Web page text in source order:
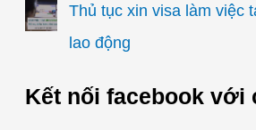
Thủ tục xin visa làm việc
lao động
Kết nối facebook với